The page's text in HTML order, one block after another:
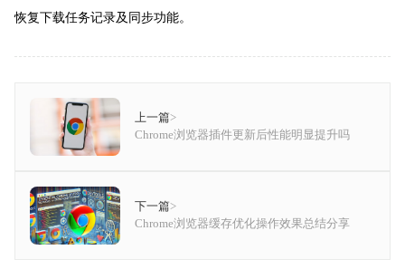
恢复下载任务记录及同步功能。
上一篇>
Chrome浏览器插件更新后性能明显提升吗
下一篇>
Chrome浏览器缓存优化操作效果总结分享